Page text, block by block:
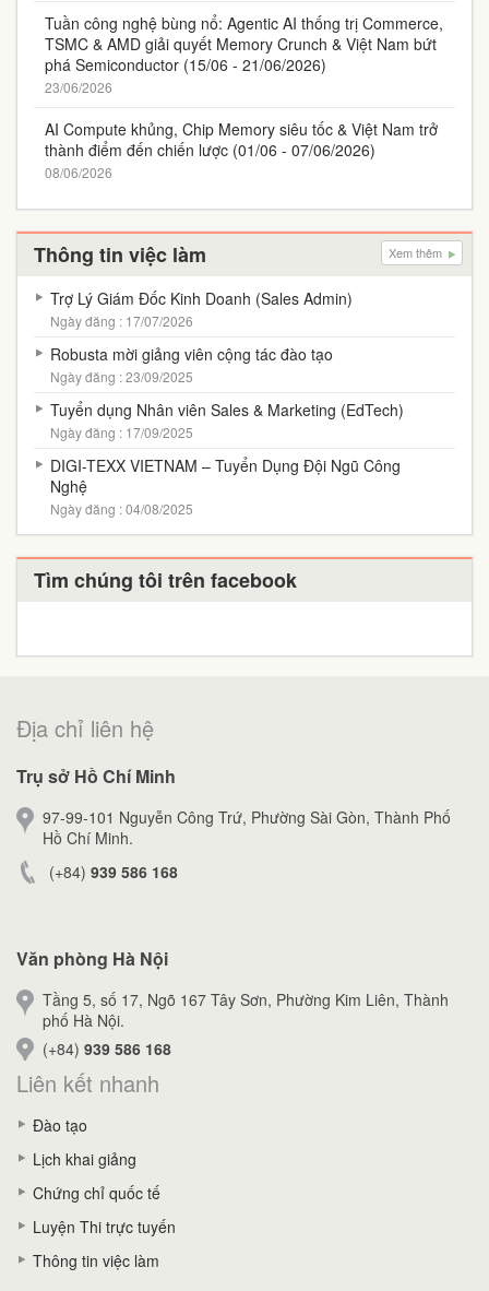
Tuần công nghệ bùng nổ: Agentic AI thống trị Commerce,
TSMC & AMD giải quyết Memory Crunch & Việt Nam bứt
phá Semiconductor (15/06 - 21/06/2026)
23/06/2026
AI Compute khủng, Chip Memory siêu tốc & Việt Nam trở
thành điểm đến chiến lược (01/06 - 07/06/2026)
08/06/2026
Thông tin việc làm Xem thêm
Trợ Lý Giám Đốc Kinh Doanh (Sales Admin)
Ngày đăng : 17/07/2026
Robusta mời giảng viên cộng tác đào tạo
Ngày đăng : 23/09/2025
Tuyển dụng Nhân viên Sales & Marketing (EdTech)
Ngày đăng : 17/09/2025
DIGI-TEXX VIETNAM – Tuyển Dụng Đội Ngũ Công
Nghệ
Ngày đăng : 04/08/2025
Tìm chúng tôi trên facebook
Địa chỉ liên hệ
Trụ sở Hồ Chí Minh
97-99-101 Nguyễn Công Trứ, Phường Sài Gòn, Thành Phố
Hồ Chí Minh.
(+84) 939 586 168
Văn phòng Hà Nội
Tầng 5, số 17, Ngõ 167 Tây Sơn, Phường Kim Liên, Thành
phố Hà Nội.
(+84) 939 586 168
Liên kết nhanh
Đào tạo
Lịch khai giảng
Chứng chỉ quốc tế
Luyện Thi trực tuyến
Thông tin việc làm